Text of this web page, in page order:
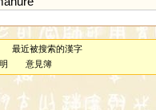
最近被搜索的漢字
意見簿